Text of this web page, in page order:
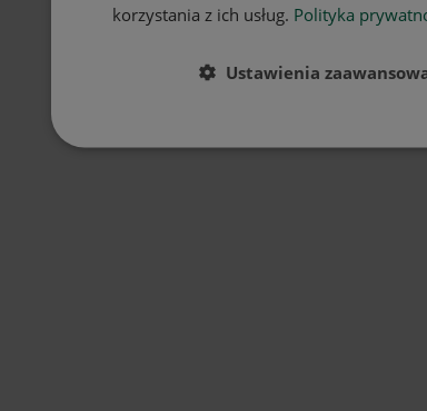
korzystania z ich usług. Polityka
Ustawienia